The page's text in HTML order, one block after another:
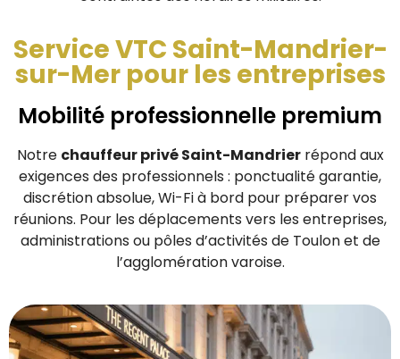
Service VTC Saint-Mandrier-
sur-Mer pour les entreprises
Mobilité professionnelle premium
Notre chauffeur privé Saint-Mandrierrépond aux
exigences des professionnels : ponctualité garantie,
discrétion absolue, Wi-Fi à bord pour préparer vos
réunions. Pour les déplacements vers les entreprises,
administrations ou pôles d’activités de Toulon et de
l’agglomération varoise.